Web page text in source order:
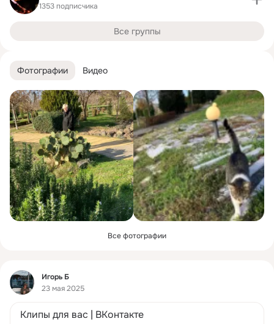
Фотографии Видео
Все фотографии
Фид
Игорь Б
23 мая 2025
Клипы для вас | ВКонтакте
1353 подписчика
Все группы